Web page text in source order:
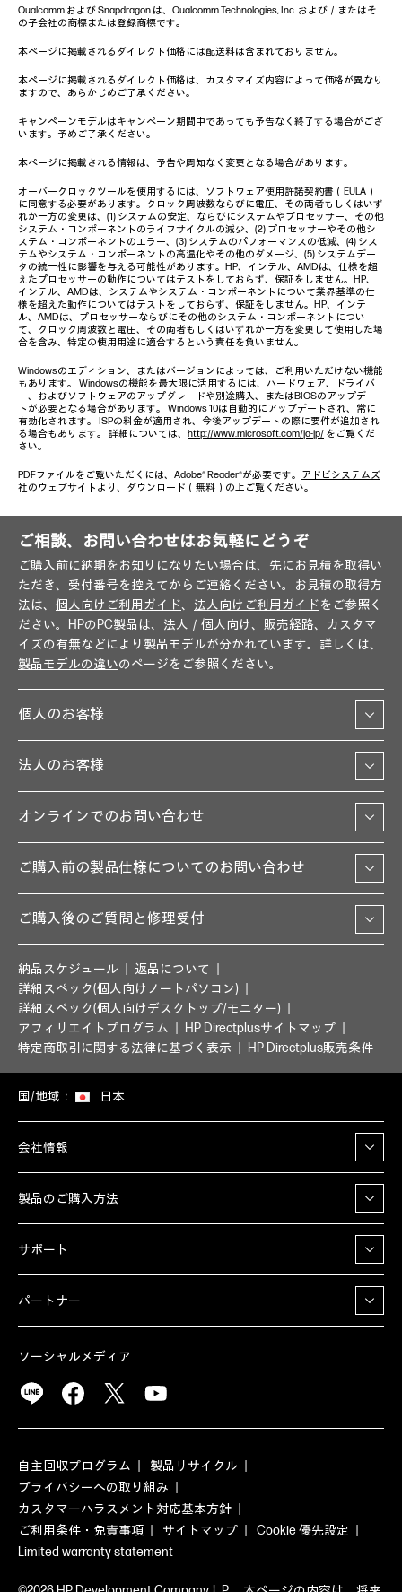
Qualcomm および Snapdragon は、Qualcomm Technologies, Inc. および／またはそ
の子会社の商標または登録商標です。
本ページに掲載されるダイレクト価格には配送料は含まれておりません。
本ページに掲載されるダイレクト価格は、カスタマイズ内容によって価格が異なり
ますので、あらかじめご了承ください。
キャンペーンモデルはキャンペーン期間中であっても予告なく終了する場合がござ
います。予めご了承ください。
本ページに掲載される情報は、予告や周知なく変更となる場合があります。
オーバークロックツールを使用するには、ソフトウェア使用許諾契約書（EULA）
に同意する必要があります。クロック周波数ならびに電圧、その両者もしくはいず
れか一方の変更は、(1) システムの安定、ならびにシステムやプロセッサー、その他
システム・コンポーネントのライフサイクルの減少、(2) プロセッサーやその他シ
ステム・コンポーネントのエラー、(3) システムのパフォーマンスの低減、(4) シス
テムやシステム・コンポーネントの高温化やその他のダメージ、(5) システムデー
タの統一性に影響を与える可能性があります。HP、インテル、AMDは、仕様を超
えたプロセッサーの動作についてはテストをしておらず、保証をしません。HP、
インテル、AMDは、システムやシステム・コンポーネントについて業界基準の仕
様を超えた動作についてはテストをしておらず、保証をしません。HP、インテ
ル、AMDは、プロセッサーならびにその他のシステム・コンポーネントについ
て、クロック周波数と電圧、その両者もしくはいずれか一方を変更して使用した場
合を含み、特定の使用用途に適合するという責任を負いません。
Windowsのエディション、またはバージョンによっては、ご利用いただけない機能
もあります。 Windowsの機能を最大限に活用するには、ハードウェア、ドライバ
ー、およびソフトウェアのアップグレードや別途購入、またはBIOSのアップデー
トが必要となる場合があります。 Windows 10は自動的にアップデートされ、常に
有効化されます。 ISPの料金が適用され、今後アップデートの際に要件が追加され
る場合もあります。 詳細については、 http://www.microsoft.com/ja-jp/ をご覧くだ
さい。
PDFファイルをご覧いただくには、Adobe® Reader®が必要です。 アドビシステムズ
社のウェブサイト より、ダウンロード（無料）の上ご覧ください。
ご相談、お問い合わせはお気軽にどうぞ
ご購入前に納期をお知りになりたい場合は、先にお見積を取得い
ただき、受付番号を控えてからご連絡ください。お見積の取得方
法は、 個人向けご利用ガイド、 法人向けご利用ガイドをご参照く
ださい。HPのPC製品は、法人／個人向け、販売経路、カスタマ
イズの有無などにより製品モデルが分かれています。詳しくは、
製品モデルの違いのページをご参照ください。
個人のお客様
法人のお客様
オンラインでのお問い合わせ
ご購入前の製品仕様についてのお問い合わせ
ご購入後のご質問と修理受付
納品スケジュール
返品について
詳細スペック(個人向けノートパソコン)
詳細スペック(個人向けデスクトップ/モニター)
アフィリエイトプログラム
HP Directplusサイトマップ
特定商取引に関する法律に基づく表示
HP Directplus販売条件
国/地域： 日本
会社情報
製品のご購入方法
サポート
パートナー
ソーシャルメディア
自主回収プログラム
製品リサイクル
プライバシーへの取り組み
カスタマーハラスメント対応基本方針
ご利用条件・免責事項
サイトマップ
Cookie 優先設定
Limited warranty statement